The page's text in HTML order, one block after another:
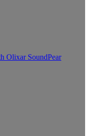
Olixar SoundPear